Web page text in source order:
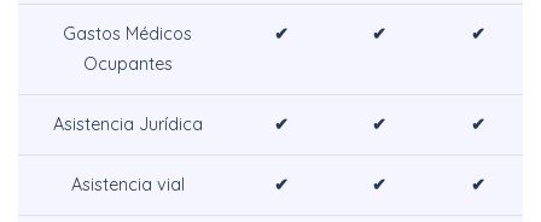
Gastos Médicos
Ocupantes
✔ ✔ ✔
Asistencia Jurídica ✔ ✔ ✔
Asistencia vial ✔ ✔ ✔